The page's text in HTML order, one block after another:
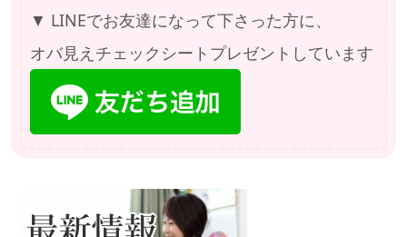
▼ LINEでお友達になって下さった方に、
オバ見えチェックシートプレゼントしています